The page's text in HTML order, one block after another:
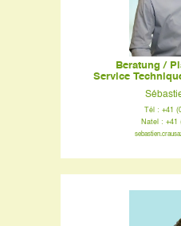
Beratung /
Service
Tél : +41
Natel : +41